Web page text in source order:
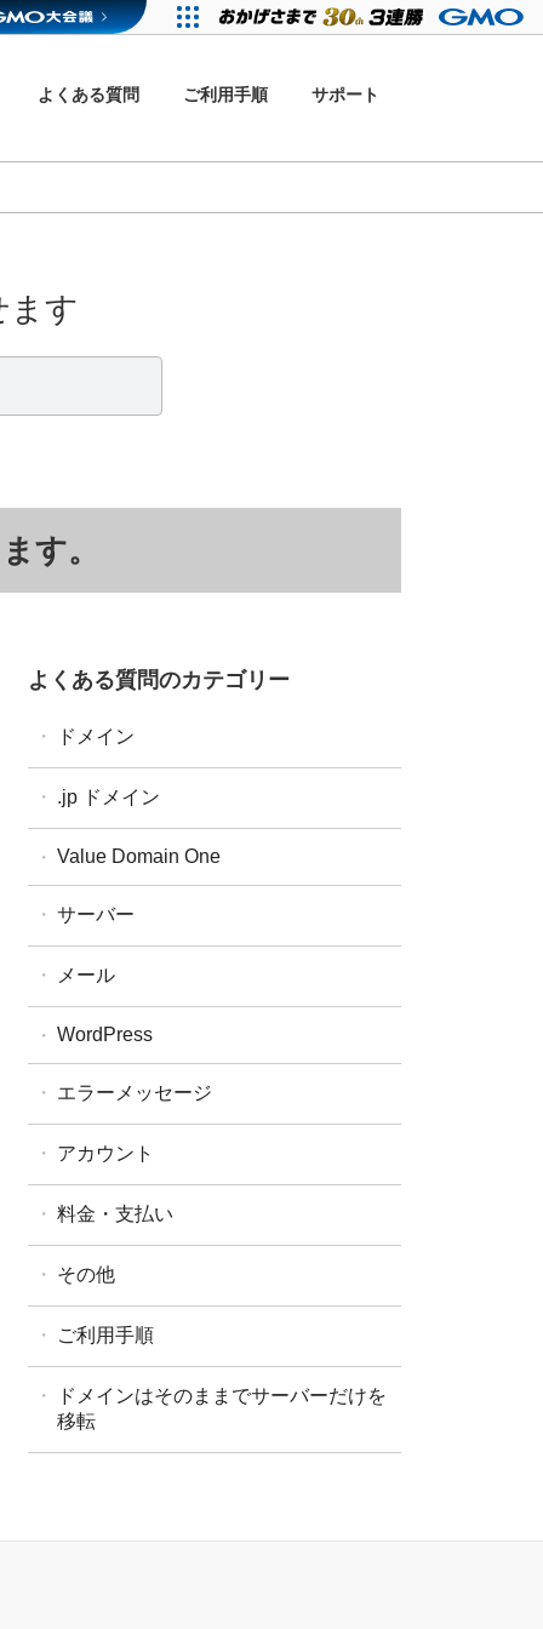
よくある質問 ご利用手順 サポート
ます
す。
よくある質問のカテゴリー
ドメイン
ドメイン更新
ドメイン移管
WHOIS
.jp ドメイン
属性型JPドメイン
Value Domain One
サーバー
バリューサーバー
XREA
メール
WordPress
エラーメッセージ
アカウント
料金・支払い
その他
ご利用手順
ドメインはそのままでサーバーだけを
移転